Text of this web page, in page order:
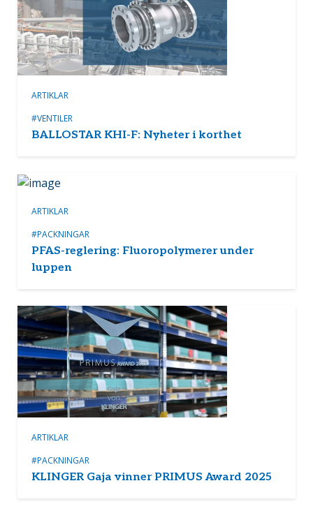
ARTIKLAR
#VENTILER
BALLOSTAR KHI-F: Nyheter i korthet
ARTIKLAR
#PACKNINGAR
PFAS-reglering: Fluoropolymerer under
luppen
ARTIKLAR
#PACKNINGAR
KLINGER Gaja vinner PRIMUS Award 2025